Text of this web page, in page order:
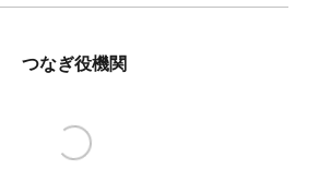
つなぎ役機関